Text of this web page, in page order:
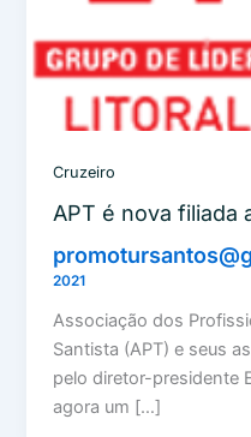
Cruzeiro
APT é nova filiada
2021
Associação dos
Santista (APT) e seus
pelo diretor-presidente
agora um […]